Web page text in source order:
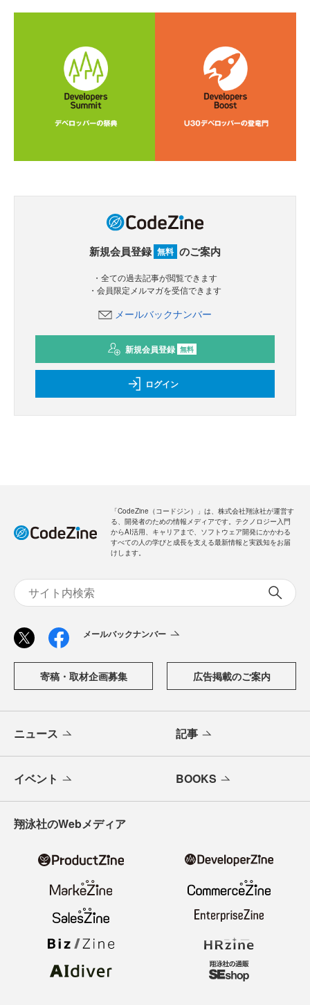
新規会員登録 無料 のご案内
・全ての過去記事が閲覧できます
・会員限定メルマガを受信できます
メールバックナンバー
新規会員登録 無料
ログイン
「CodeZine（コードジン）」は、株式会社翔泳社が運営す
る、開発者のための情報メディアです。テクノロジー入門
からAI活用、キャリアまで、ソフトウェア開発にかかわる
すべての人の学びと成長を支える最新情報と実践知をお届
けします。
メールバックナンバー
寄稿・取材企画募集 広告掲載のご案内
ニュース 記事
イベント BOOKS
翔泳社のWebメディア